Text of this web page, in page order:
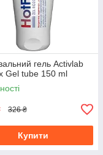
гель Activlab
Gel tube 150 ml
326 ₴
Купити